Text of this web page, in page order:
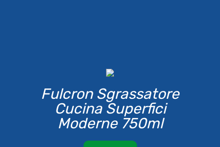
Fulcron Sgrassatore
Cucina Superfici
Moderne 750ml